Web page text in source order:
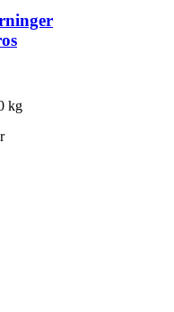
kg